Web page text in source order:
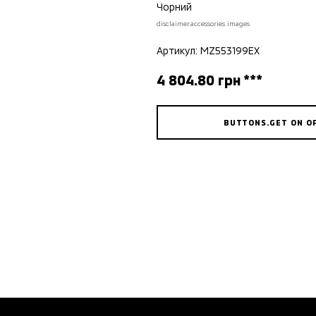
Чорний
disclaimer.accessories images
Артикул: MZ553199EX
4 804.80 грн ***
BUTTONS.GET ON